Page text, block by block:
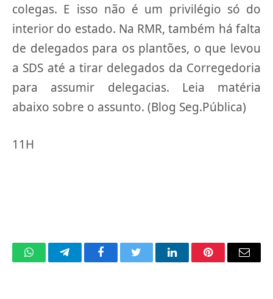
colegas. E isso não é um privilégio só do
interior do estado. Na RMR, também há falta
de delegados para os plantões, o que levou
a SDS até a tirar delegados da Corregedoria
para assumir delegacias. Leia matéria
abaixo sobre o assunto. (Blog Seg.Pública)
11H
WhatsAppTelegramFacebookTwitter LinkedInPinterestEmail